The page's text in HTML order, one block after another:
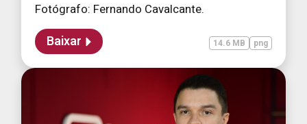
Fotógrafo: Fernando Cavalcante.
Baixar 14.6 MB png